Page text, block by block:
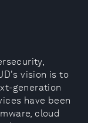
vision is to
generation
have been
cloud